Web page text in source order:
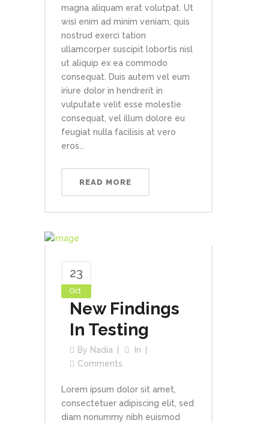
magna aliquam erat volutpat. Ut
wisi enim ad minim veniam, quis
nostrud exerci tation
ullamcorper suscipit lobortis nisl
ut aliquip ex ea commodo
consequat. Duis autem vel eum
iriure dolor in hendrerit in
vulputate velit esse molestie
consequat, vel illum dolore eu
feugiat nulla facilisis at vero
eros...
READ MORE
23
Oct
New Findings
In Testing
By Nadia
In
Comments
Lorem ipsum dolor sit amet,
consectetuer adipiscing elit, sed
diam nonummy nibh euismod